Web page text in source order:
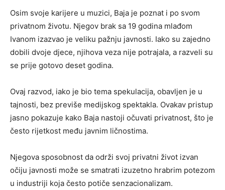
Osim svoje karijere u muzici, Baja je poznat i po svom
privatnom životu. Njegov brak sa 19 godina mlađom
Ivanom izazvao je veliku pažnju javnosti. Iako su zajedno
dobili dvoje djece, njihova veza nije potrajala, a razveli su
se prije gotovo deset godina.
Ovaj razvod, iako je bio tema spekulacija, obavljen je u
tajnosti, bez previše medijskog spektakla. Ovakav pristup
jasno pokazuje kako Baja nastoji očuvati privatnost, što je
često rijetkost među javnim ličnostima.
Njegova sposobnost da održi svoj privatni život izvan
očiju javnosti može se smatrati izuzetno hrabrim potezom
u industriji koja često potiče senzacionalizam.